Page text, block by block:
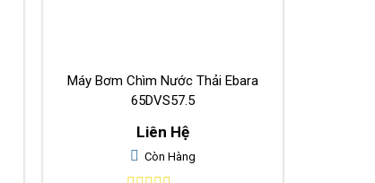
Máy Bơm Chìm Nước Thải Ebara
65DVS57.5
Liên Hệ
Còn Hàng